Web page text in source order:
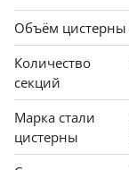
Объём цистерны
Количество
секций
Марка стали
цистерны